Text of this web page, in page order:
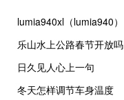
lumia940xl（lumia940）
乐山水上公路春节开放吗
日久见人心上一句
冬天怎样调节车身温度